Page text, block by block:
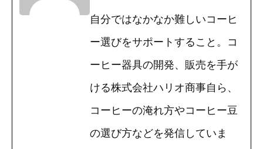
自分ではなかなか難しいコーヒ
ー選びをサポートすること。コ
ーヒー器具の開発、販売を手が
ける株式会社ハリオ商事自ら、
コーヒーの淹れ方やコーヒー豆
の選び方などを発信していま